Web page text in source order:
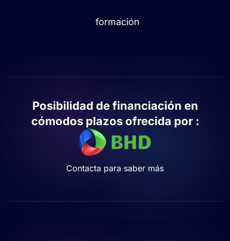
formación
Posibilidad de financiación en
cómodos plazos ofrecida por :
Contacta para saber más